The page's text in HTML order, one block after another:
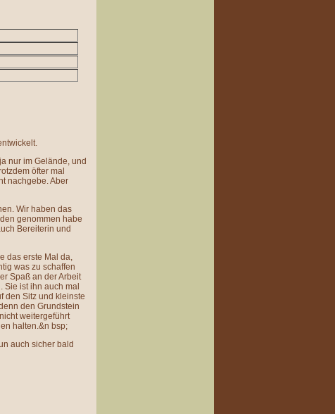
nur im Gelände, und
öfter mal
nachgebe. Aber
Wir haben das
genommen habe
Bereiterin und
das erste Mal da,
was zu schaffen
Spaß an der Arbeit
Sie ist ihn auch mal
den Sitz und kleinste
den Grundstein
weitergeführt
halten.&n bsp;
auch sicher bald